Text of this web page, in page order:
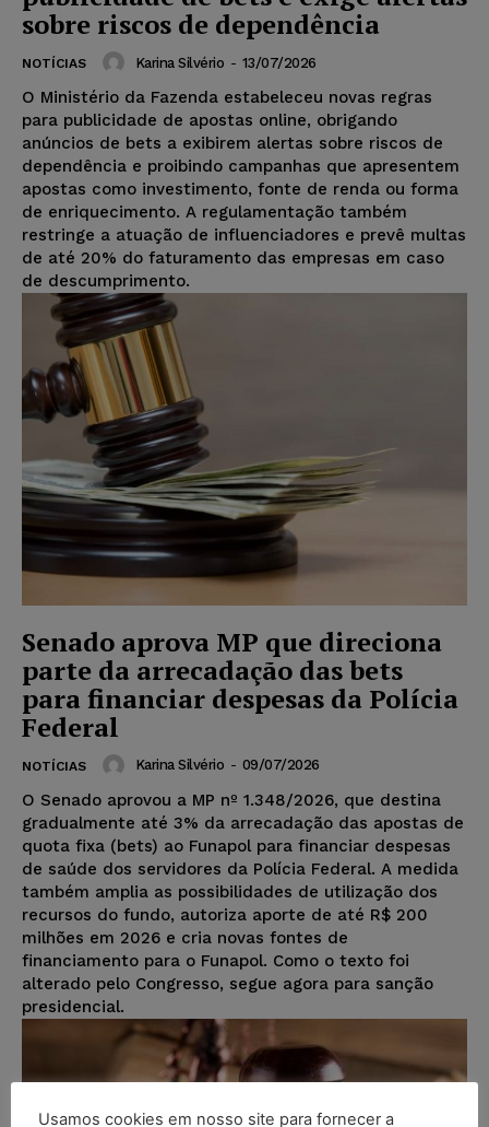
sobre riscos de dependência
NOTÍCIAS Karina Silvério - 13/07/2026
O Ministério da Fazenda estabeleceu novas regras
para publicidade de apostas online, obrigando
anúncios de bets a exibirem alertas sobre riscos de
dependência e proibindo campanhas que apresentem
apostas como investimento, fonte de renda ou forma
de enriquecimento. A regulamentação também
restringe a atuação de influenciadores e prevê multas
de até 20% do faturamento das empresas em caso
de descumprimento.
Senado aprova MP que direciona
parte da arrecadação das bets
para financiar despesas da Polícia
Federal
NOTÍCIAS Karina Silvério - 09/07/2026
O Senado aprovou a MP nº 1.348/2026, que destina
gradualmente até 3% da arrecadação das apostas de
quota fixa (bets) ao Funapol para financiar despesas
de saúde dos servidores da Polícia Federal. A medida
também amplia as possibilidades de utilização dos
recursos do fundo, autoriza aporte de até R$ 200
milhões em 2026 e cria novas fontes de
financiamento para o Funapol. Como o texto foi
alterado pelo Congresso, segue agora para sanção
presidencial.
Usamos cookies em nosso site para fornecer a